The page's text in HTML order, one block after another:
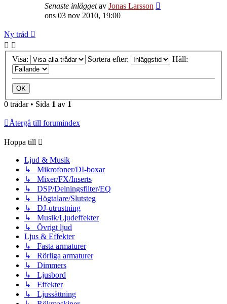
Senaste inläggetav Jonas Larsson
ons 03 nov 2010, 19:00
Ny tråd
Visa: Sortera efter: Håll:
0 trådar • Sida 1 av 1
Återgå till forumindex
Hoppa till
Ljud & Musik
↳ Mikrofoner/DI-boxar
↳ Mixer/FX/Inserts
↳ DSP/Delningsfilter/EQ
↳ Högtalare/Slutsteg
↳ DJ-utrustning
↳ Musik/Ljudeffekter
↳ Övrigt ljud
Ljus & Effekter
↳ Fasta armaturer
↳ Rörliga armaturer
↳ Dimmers
↳ Ljusbord
↳ Effekter
↳ Ljussättning